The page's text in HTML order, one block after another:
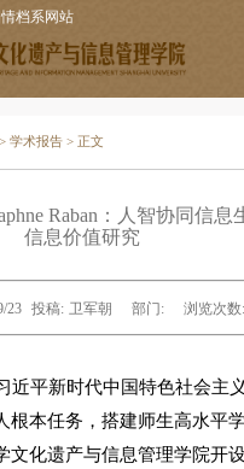
档系网站
>学术报告 > 正文
Raban：人智协同信息
信息价值研究
23 投稿: 卫军朝 部门: 浏览次数:
近平新时代中国特色社会主
根本任务，搭建师生高水平
文化遗产与信息管理学院开